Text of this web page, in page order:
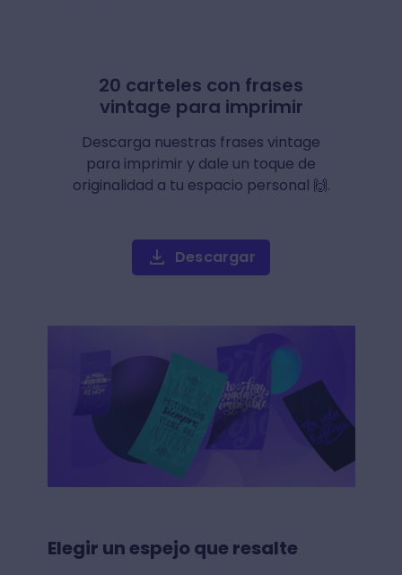
20 carteles con frases
vintage para imprimir
Descarga nuestras frases vintage
para imprimir y dale un toque de
originalidad a tu espacio personal 🙌.
Descargar
Elegir un espejo que resalte